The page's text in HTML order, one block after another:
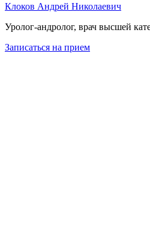
Клоков Андрей Николаевич
Уролог-андролог, врач высшей
Записаться на прием